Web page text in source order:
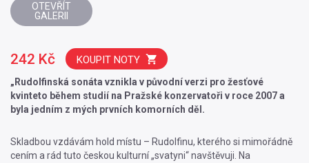
OTEVŘÍT
GALERII
„Rudolfinská sonáta vznikla v původní verzi pro žesťové
kvinteto během studií na Pražské konzervatoři v roce 2007 a
byla jedním z mých prvních komorních děl.
Skladbou vzdávám hold místu – Rudolfinu, kterého si mimořádně
cením a rád tuto českou kulturní „svatyni“ navštěvuji. Na
242 Kč KOUPIT NOTY